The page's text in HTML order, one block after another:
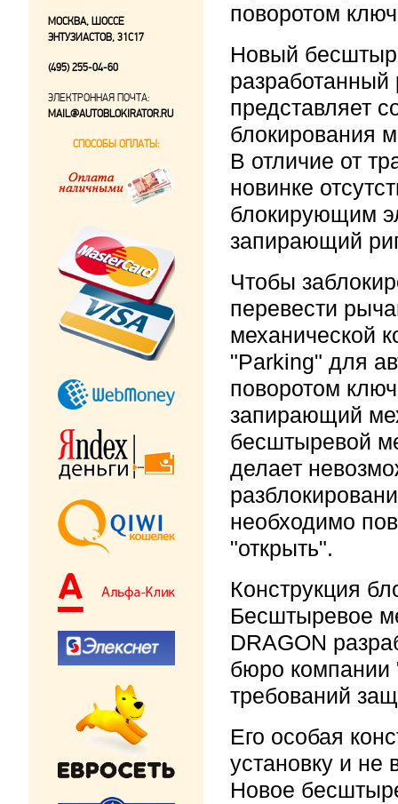
поворотом
Новый
представляет
блокирования
В отличие от
новинке
блокирующим
запирающий
Чтобы
перевести
механической
"Parking" для
поворотом
запирающий
бесштыревой
делает
необходимо
"открыть".
Конструкция
Бесштыревое
DRAGON
бюро
требований
Его особая
установку и не
Новое
МОСКВА, ШОССЕ
ЭНТУЗИАСТОВ, 31С17
(495) 255-04-60
ЭЛЕКТРОННАЯ ПОЧТА:
MAIL@AUTOBLOKIRATOR.RU
СПОСОБЫ ОПЛАТЫ: